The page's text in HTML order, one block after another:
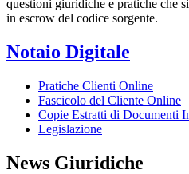
questioni giuridiche e pratiche che
in escrow del codice sorgente.
Notaio Digitale
Pratiche Clienti Online
Fascicolo del Cliente Online
Copie Estratti di Documenti
Legislazione
News Giuridiche